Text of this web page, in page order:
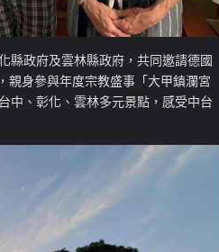
縣政府及雲林縣政府，共同邀請德國
親身參與年度宗教盛事「大甲鎮瀾宮
中、彰化、雲林多元景點，感受中台